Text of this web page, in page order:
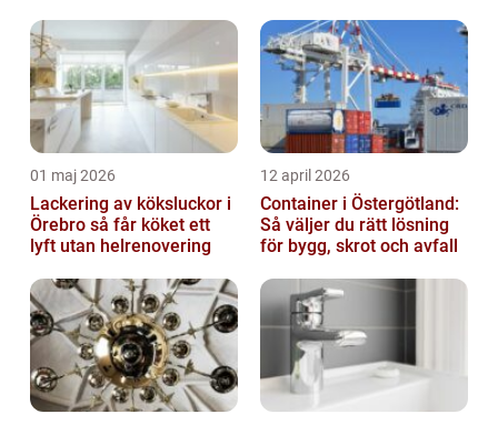
01 maj 2026
Lackering av köksluckor i
Örebro så får köket ett
lyft utan helrenovering
12 april 2026
Container i Östergötland:
Så väljer du rätt lösning
för bygg, skrot och avfall